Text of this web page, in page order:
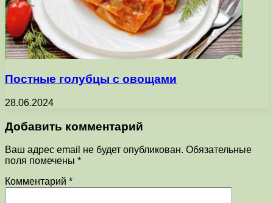
Постные голубцы с овощами
28.06.2024
Добавить комментарий
Ваш адрес email не будет опубликован. Обязательные
поля помечены *
Комментарий *